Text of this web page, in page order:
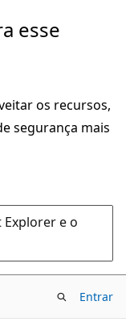
esse
os recursos,
segurança mais
e o
Entrar